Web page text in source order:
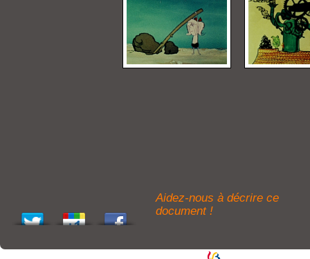
Aidez-nous à décrire ce
document !